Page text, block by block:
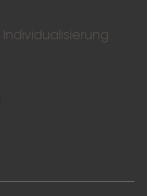
Individualisierung